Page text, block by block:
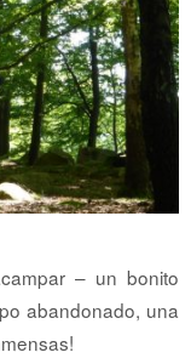
– un bonito
abandonado, una